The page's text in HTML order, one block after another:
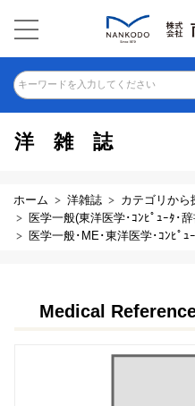
キーワードを入力してください
洋雑誌
ホーム 洋雑誌
カテゴリから
医学一般(東洋医学･ｺﾝﾋﾟｭｰﾀ･
医学一般･ME･東洋医学･ｺﾝﾋﾟｭ
Medical